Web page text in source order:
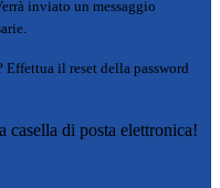
inviato un messaggio
Effettua il reset della password
casella di posta elettronica!